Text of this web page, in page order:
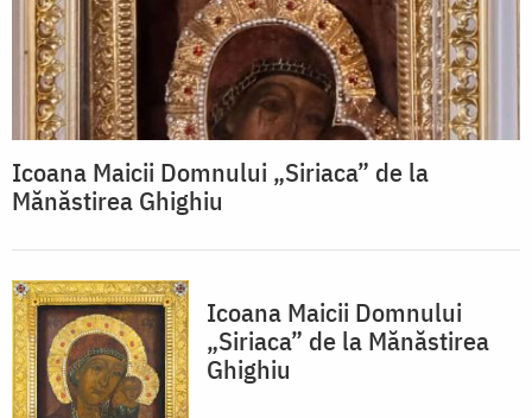
Icoana Maicii Domnului „Siriaca” de la
Mănăstirea Ghighiu
Icoana Maicii Domnului
„Siriaca” de la Mănăstirea
Ghighiu